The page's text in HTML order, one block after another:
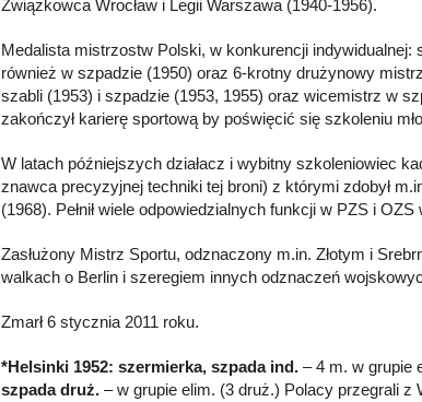
Związkowca Wrocław i Legii Warszawa (1940-1956).
Medalista mistrzostw Polski, w konkurencji indywidualnej:
również w szpadzie (1950) oraz 6-krotny drużynowy
szabli (1953) i szpadzie (1953, 1955) oraz wicemistrz w
zakończył karierę sportową by poświęcić się szkoleniu
W latach późniejszych działacz i wybitny szkoleniowiec
znawca precyzyjnej techniki tej broni) z którymi zdobył
(1968). Pełnił wiele odpowiedzialnych funkcji w PZS i
Zasłużony Mistrz Sportu, odznaczony m.in. Złotym i
walkach o Berlin i szeregiem innych odznaczeń
Zmarł 6 stycznia 2011 roku.
*Helsinki 1952: szermierka, szpada ind. – 4 m. w grupie
szpada druż. – w grupie elim. (3 druż.) Polacy przegrali